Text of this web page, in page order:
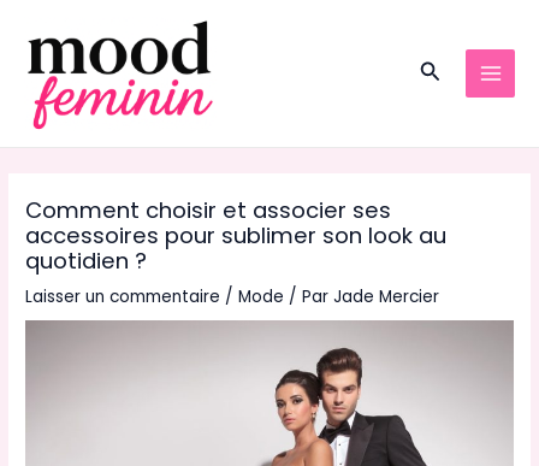
contenu
Comment choisir et associer ses
accessoires pour sublimer son look au
quotidien ?
Laisser un commentaire /Mode / ParJade Mercier